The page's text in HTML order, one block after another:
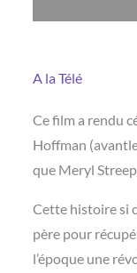
A la Télé
Ce film a rendu
Hoffman
que Meryl
Cette histoire si
père pour
l’époque une